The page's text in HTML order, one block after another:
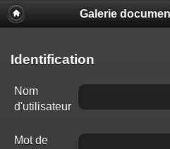
Galerie
Identification
Nom
d'utilisateur
Mot de